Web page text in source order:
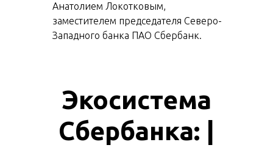
Анатолием Локотковым,
заместителем председателя Северо-
Западного банка ПАО Сбербанк.
Экосистема
Сбербанка: |